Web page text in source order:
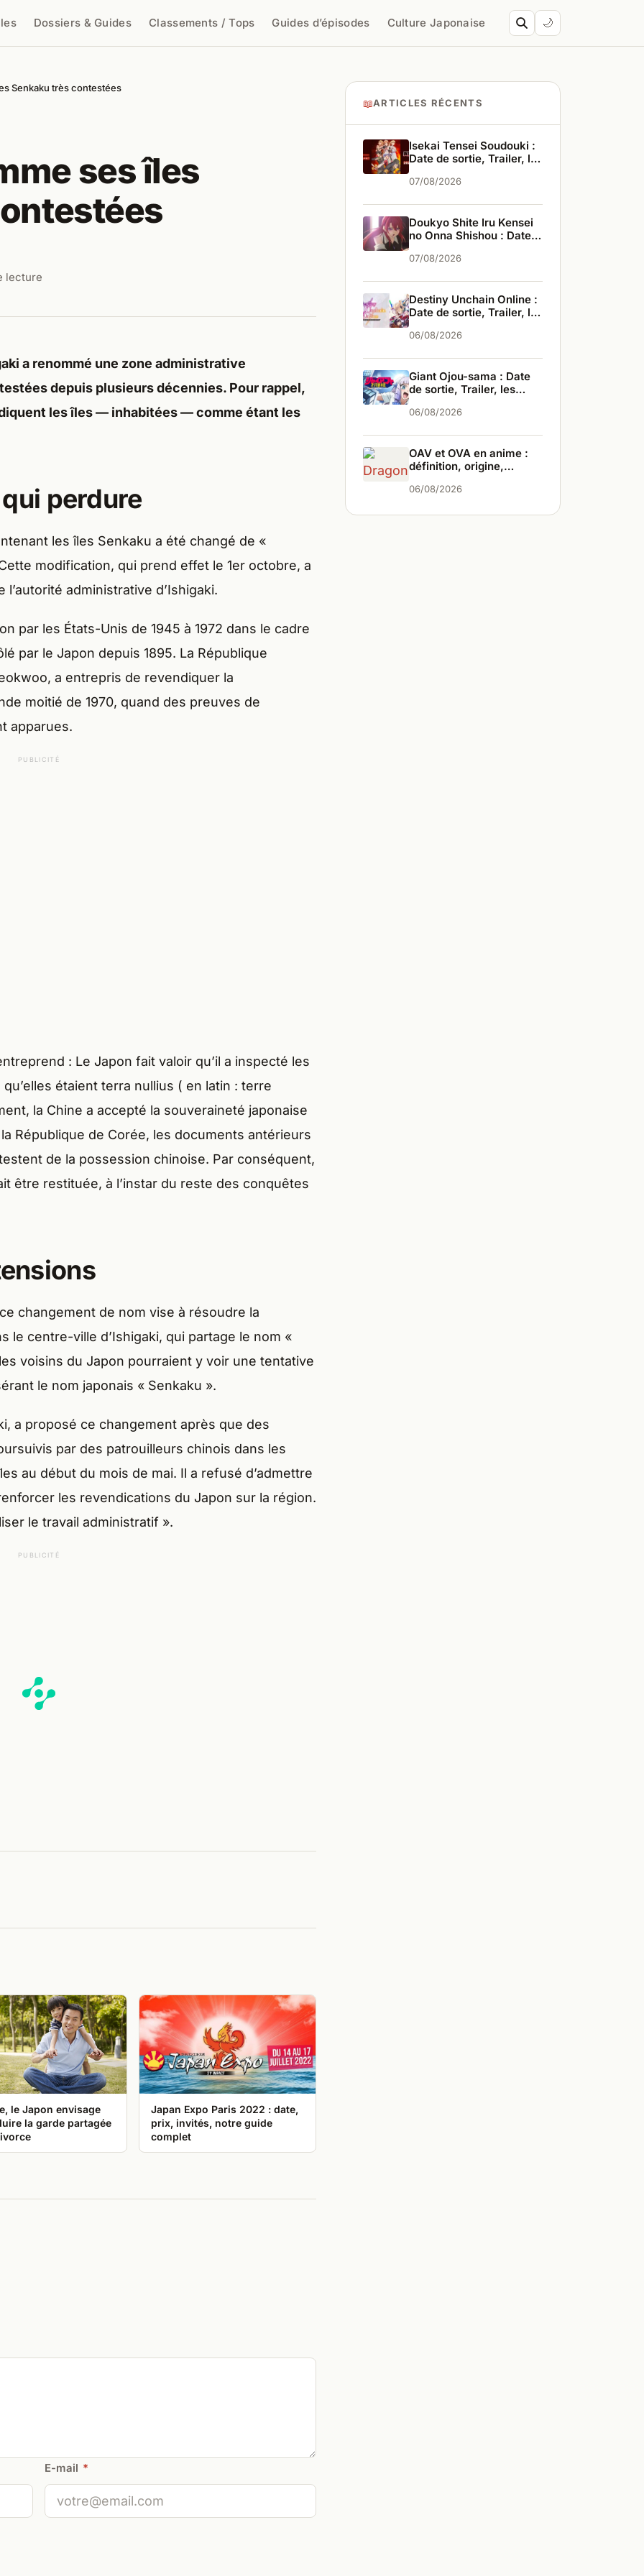
Dossiers & Guides Classements / Tops Guides d’épisodes Culture Japonaise 🌙
Senkaku très contestées
ses îles
lecture
a renommé une zone administrative
depuis plusieurs décennies. Pour rappel,
les îles — inhabitées — comme étant les
perdure
les îles Senkaku a été changé de «
modification, qui prend effet le 1er octobre, a
administrative d’Ishigaki.
par les États-Unis de 1945 à 1972 dans le cadre
par le Japon depuis 1895. La République
a entrepris de revendiquer la
moitié de 1970, quand des preuves de
apparues.
PUBLICITÉ
: Le Japon fait valoir qu’il a inspecté les
étaient terra nullius ( en latin : terre
la Chine a accepté la souveraineté japonaise
République de Corée, les documents antérieurs
de la possession chinoise. Par conséquent,
être restituée, à l’instar du reste des conquêtes
changement de nom vise à résoudre la
le centre-ville d’Ishigaki, qui partage le nom «
voisins du Japon pourraient y voir une tentative
le nom japonais « Senkaku ».
a proposé ce changement après que des
par des patrouilleurs chinois dans les
au début du mois de mai. Il a refusé d’admettre
les revendications du Japon sur la région.
le travail administratif ».
PUBLICITÉ
le Japon envisage
la garde partagée
Japan Expo Paris 2022 : date,
prix, invités, notre guide
complet
E-mail *
📖ARTICLES RÉCENTS
Isekai Tensei Soudouki :
Date de sortie, Trailer, les
07/08/2026
Doukyo Shite Iru Kensei
no Onna Shishou : Date
infos
07/08/2026
Destiny Unchain Online :
Date de sortie, Trailer, les
06/08/2026
Giant Ojou-sama : Date
de sortie, Trailer, les
06/08/2026
OAV et OVA en anime :
définition, origine,
06/08/2026